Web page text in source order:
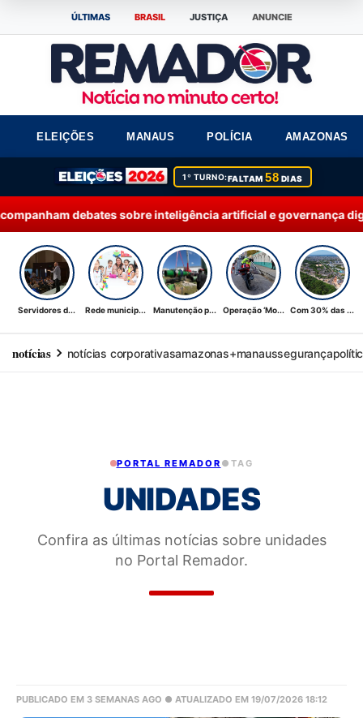
ÚLTIMAS BRASIL JUSTIÇA ANUNCIE
ELEIÇÕES MANAUS POLÍCIA AMAZONAS
1º TURNO:FALTAM58 DIAS
debates sobre inteligência artificial e governança digital
Servidores d... Rede municip... Manutenção p... Operação ‘Mo... Com 30% das ...
notícias notícias corporativasamazonas+manaussegurança
PORTAL REMADOR ● TAG
UNIDADES
Confira as últimas notícias sobre unidades
no Portal Remador.
PUBLICADO EM 3 SEMANAS AGO ● ATUALIZADO EM 19/07/2026 18:12